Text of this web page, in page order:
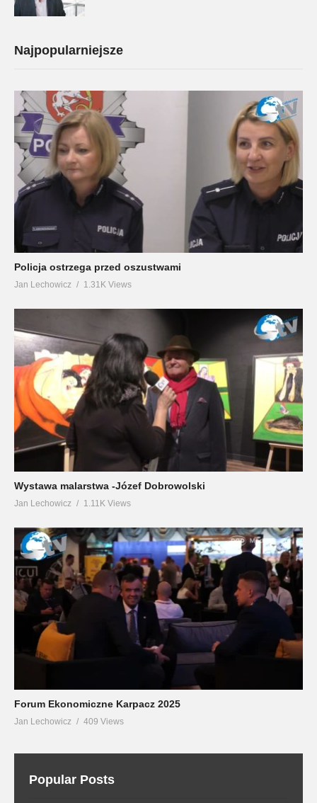
Najpopularniejsze
Policja ostrzega przed oszustwami
Jan Lechowicz 1.31K Views
Wystawa malarstwa -Józef Dobrowolski
Jan Lechowicz 1.11K Views
Forum Ekonomiczne Karpacz 2025
Jan Lechowicz 409 Views
Popular Posts